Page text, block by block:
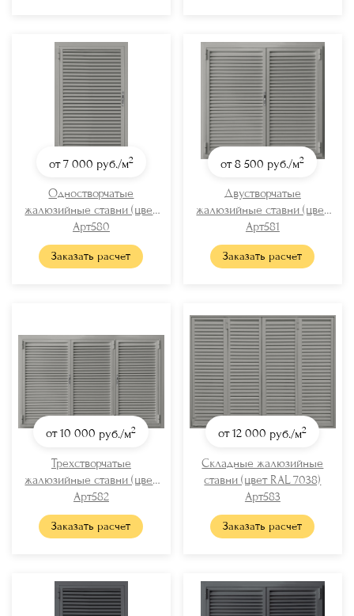
от 7 000 руб./м2
Одностворчатые
жалюзийные ставни (цвет
RAL 7038)
Арт580
Заказать расчет
от 8 500 руб./м2
Двустворчатые
жалюзийные ставни (цвет
RAL 7038)
Арт581
Заказать расчет
от 10 000 руб./м2
Трехстворчатые
жалюзийные ставни (цвет
RAL 7038)
Арт582
Заказать расчет
от 12 000 руб./м2
Складные жалюзийные
ставни (цвет RAL 7038)
Арт583
Заказать расчет